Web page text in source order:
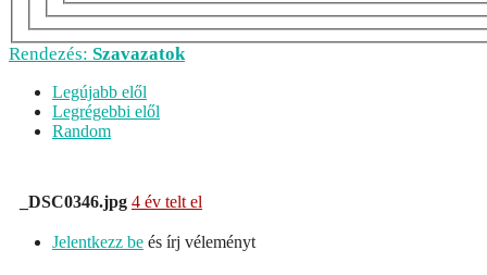
Rendezés: Szavazatok
Legújabb elől
Legrégebbi elől
Random
_DSC0346.jpg 4 év telt el
Jelentkezz be és írj véleményt